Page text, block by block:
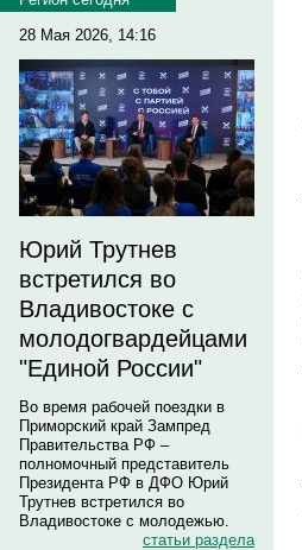
28 Мая 2026, 14:16
Юрий Трутнев
встретился во
Владивостоке с
молодогвардейцами
"Единой России"
Во время рабочей поездки в
Приморский край Зампред
Правительства РФ –
полномочный представитель
Президента РФ в ДФО Юрий
Трутнев встретился во
Владивостоке с молодежью.
статьи раздела